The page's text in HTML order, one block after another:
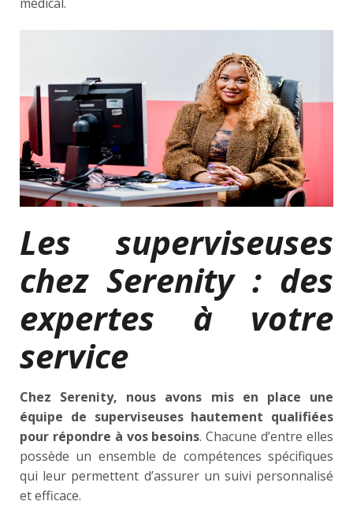
Les superviseuses
chez Serenity : des
expertes à votre
service
Chez Serenity, nous avons mis en place une
équipe de superviseuses hautement qualifiées
pour répondre à vos besoins. Chacune d’entre elles
possède un ensemble de compétences spécifiques
qui leur permettent d’assurer un suivi personnalisé
et efficace.